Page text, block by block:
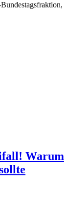
Warum